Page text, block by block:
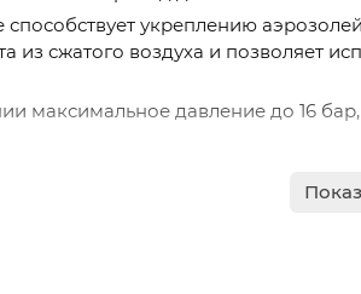
способствует укреплению
из сжатого воздуха и позволяет
максимальное давление до 16